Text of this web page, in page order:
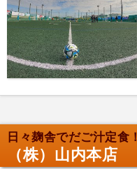
日々麹舎でだご汁定食！
（株）山内本店